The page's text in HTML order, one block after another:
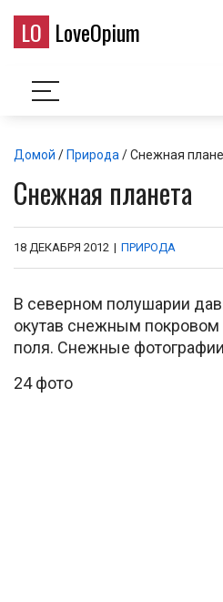
LO LoveOpium
Домой / Природа / Снежная
Снежная планета
18 ДЕКАБРЯ 2012 | ПРИРОДА
В северном полушарии
окутав снежным покровом
поля. Снежные
24 фото